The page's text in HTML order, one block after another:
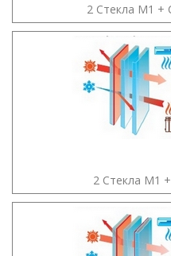
2 Стекла М1 +
2 Стекла М1